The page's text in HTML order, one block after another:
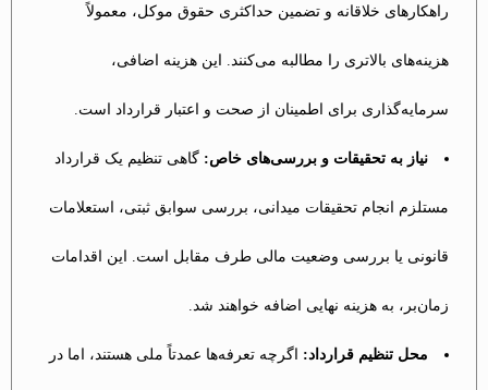
راهکارهای خلاقانه و تضمین حداکثری حقوق موکل، معمولاً
هزینه‌های بالاتری را مطالبه می‌کنند. این هزینه اضافی،
سرمایه‌گذاری برای اطمینان از صحت و اعتبار قرارداد است.
نیاز به تحقیقات و بررسی‌های خاص: گاهی تنظیم یک قرارداد
مستلزم انجام تحقیقات میدانی، بررسی سوابق ثبتی، استعلامات
قانونی یا بررسی وضعیت مالی طرف مقابل است. این اقدامات
زمان‌بر، به هزینه نهایی اضافه خواهند شد.
محل تنظیم قرارداد: اگرچه تعرفه‌ها عمدتاً ملی هستند، اما در